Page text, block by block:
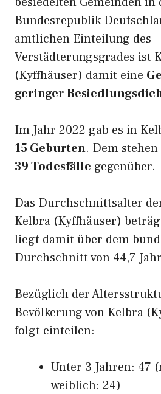
Bundesrepublik
amtlichen Einteilung des
Verstädterungsgrades ist
(Kyffhäuser) damit eine
geringer
Im Jahr 2022 gab es in
15 Geburten. Dem
39 Todesfälle gegenüber.
Das Durchschnittsalter
Kelbra (Kyffhäuser)
liegt damit über dem
Durchschnitt von 44,7
Bezüglich der
Bevölkerung von Kelbra
folgt einteilen:
Unter 3 Jahren: 47
weiblich: 24)